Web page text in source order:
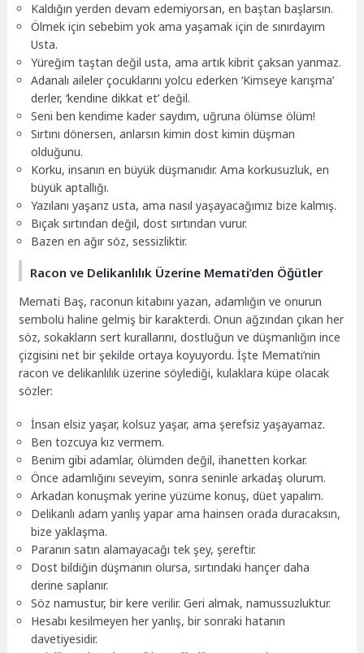
Kaldığın yerden devam edemiyorsan, en baştan başlarsın.
Ölmek için sebebim yok ama yaşamak için de sınırdayım
Usta.
Yüreğim taştan değil usta, ama artık kibrit çaksan yanmaz.
Adanalı aileler çocuklarını yolcu ederken ‘Kimseye karışma’
derler, ‘kendine dikkat et’ değil.
Seni ben kendime kader saydım, uğruna ölümse ölüm!
Sırtını dönersen, anlarsın kimin dost kimin düşman
olduğunu.
Korku, insanın en büyük düşmanıdır. Ama korkusuzluk, en
büyük aptallığı.
Yazılanı yaşarız usta, ama nasıl yaşayacağımız bize kalmış.
Bıçak sırtından değil, dost sırtından vurur.
Bazen en ağır söz, sessizliktir.
Racon ve Delikanlılık Üzerine Memati’den Öğütler
Memati Baş, raconun kitabını yazan, adamlığın ve onurun
sembolü haline gelmiş bir karakterdi. Onun ağzından çıkan her
söz, sokakların sert kurallarını, dostluğun ve düşmanlığın ince
çizgisini net bir şekilde ortaya koyuyordu. İşte Memati’nin
racon ve delikanlılık üzerine söylediği, kulaklara küpe olacak
sözler:
İnsan elsiz yaşar, kolsuz yaşar, ama şerefsiz yaşayamaz.
Ben tozcuya kız vermem.
Benim gibi adamlar, ölümden değil, ihanetten korkar.
Önce adamlığını seveyim, sonra seninle arkadaş olurum.
Arkadan konuşmak yerine yüzüme konuş, düet yapalım.
Delikanlı adam yanlış yapar ama hainsen orada duracaksın,
bize yaklaşma.
Paranın satın alamayacağı tek şey, şereftir.
Dost bildiğin düşmanın olursa, sırtındaki hançer daha
derine saplanır.
Söz namustur, bir kere verilir. Geri almak, namussuzluktur.
Hesabı kesilmeyen her yanlış, bir sonraki hatanın
davetiyesidir.